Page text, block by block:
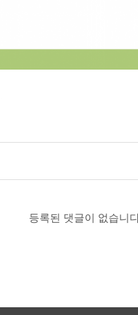
등록된 댓글이 없습니